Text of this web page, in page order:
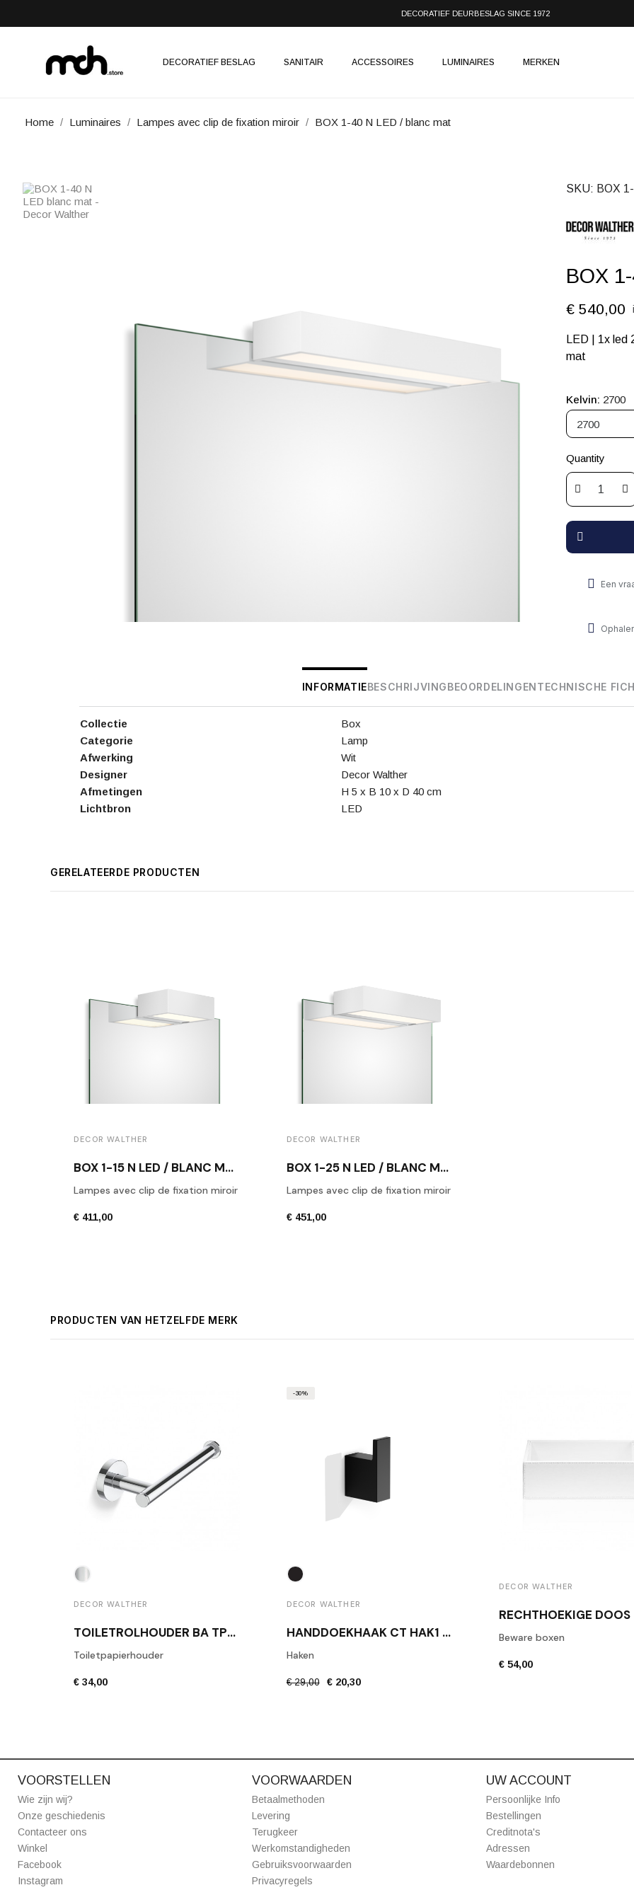
DECORATIEF DEURBESLAG SINCE 1972
DECORATIEF BESLAG SANITAIR ACCESSOIRES LUMINAIRES MERKEN
Home Luminaires Lampes avec clip de fixation miroir BOX 1-40 N LED / blanc mat
SKU BOX
BOX
€ 540,00
LED | 1x led 230V 20,6W 3000K ou 2700K | IP44 | Verre opalin blanc
mat
Kelvin 2700
Quantity
Een
INFORMATIEBESCHRIJVINGBEOORDELINGENTECHNISCHE
Collectie
Box
Categorie
Lamp
Afwerking
Wit
Designer
Decor Walther
Afmetingen
H 5 x B 10 x D 40 cm
Lichtbron
LED
GERELATEERDE PRODUCTEN
DECOR WALTHER
BOX 1-15 N LED / BLANC MAT
Lampes avec clip de fixation miroir
€ 411,00
DECOR WALTHER
BOX 1-25 N LED / BLANC MAT
Lampes avec clip de fixation miroir
€ 451,00
PRODUCTEN VAN HETZELFDE MERK
DECOR WALTHER
TOILETROLHOUDER BA TPH1 GEPOLIJST CHROOM
Toiletpapierhouder
€ 34,00
DECOR WALTHER
HANDDOEKHAAK CT HAK1 MAT ZWART
Haken
€ 29,00 € 20,30
-30%
DECOR WALTHER
Beware boxen
€ 54,00
VOORSTELLEN
Wie zijn wij?
Onze geschiedenis
Contacteer ons
Winkel
Facebook
Instagram
VOORWAARDEN
Betaalmethoden
Levering
Terugkeer
Werkomstandigheden
Gebruiksvoorwaarden
Privacyregels
UW ACCOUNT
Persoonlijke Info
Bestellingen
Creditnota's
Adressen
Waardebonnen